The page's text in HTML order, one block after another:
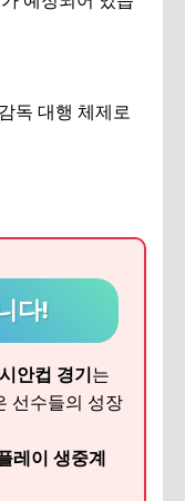
독 대행 체제로
다!
안컵 경기는
선수들의 성장
레이 생중계